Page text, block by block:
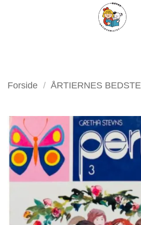
FILTER
Forside / ÅRTIERNES BEDSTE